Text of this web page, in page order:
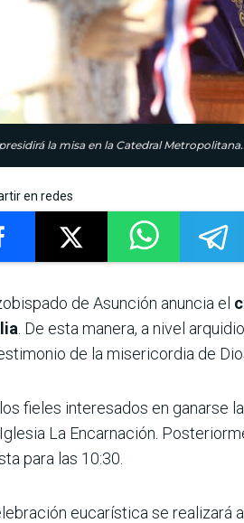
la misa en la Catedral
en redes
de Asunción anuncia el
. De esta manera, a nivel
de la misericordia de
fieles interesados en ganarse
La Encarnación.
para las 10:30.
eucarística se realizará